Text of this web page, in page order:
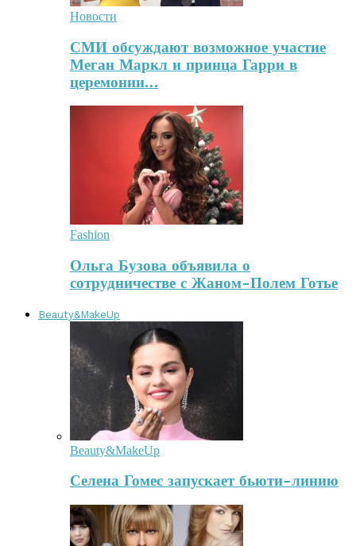
Новости
СМИ обсуждают возможное участие
Меган Маркл и принца Гарри в
церемонии…
Fashion
Ольга Бузова объявила о
сотрудничестве с Жаном-Полем Готье
Beauty&MakeUp
Beauty&MakeUp
Селена Гомес запускает бьюти-линию